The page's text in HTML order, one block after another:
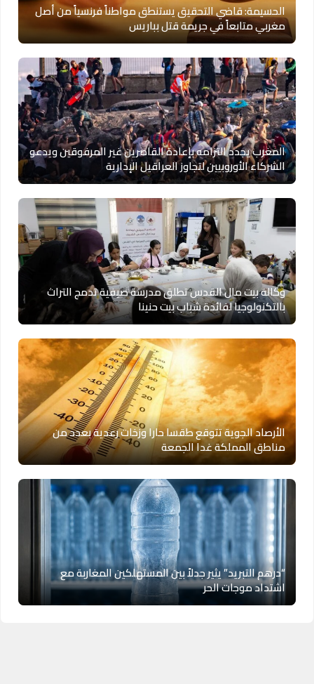
الحسيمة: قاضي التحقيق يستنطق مواطناً فرنسياً من أصل
مغربي متابعاً في جريمة قتل بباريس
المغرب يجدد التزامه بإعادة القاصرين غير المرفوقين ويدعو
الشركاء الأوروبيين لتجاوز العراقيل الإدارية
وكالة بيت مال القدس تطلق مدرسة صيفية تدمج التراث
بالتكنولوجيا لفائدة شباب بيت حنينا
الأرصاد الجوية تتوقع طقسا حارا وزخات رعدية بعدد من
مناطق المملكة غدا الجمعة
“درهم التبريد” يثير جدلاً بين المستهلكين المغاربة مع
اشتداد موجات الحر